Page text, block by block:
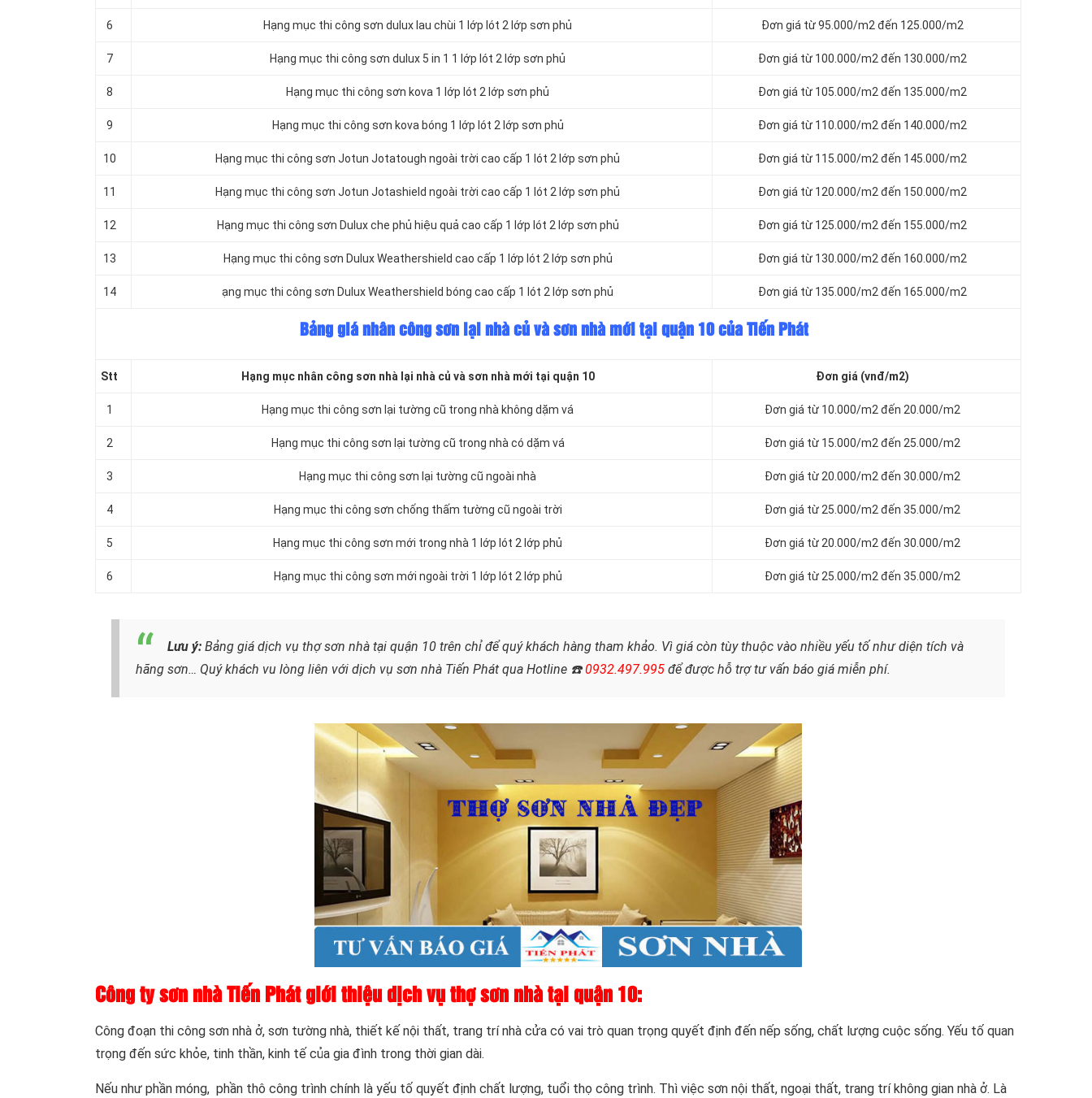
6 Hạng mục thi công sơn dulux lau chùi 1 lớp lót 2 lớp sơn phủ Đơn giá từ 95.000/m2 đến 125.000/m2
7 Hạng mục thi công sơn dulux 5 in 1 1 lớp lót 2 lớp sơn phủ Đơn giá từ 100.000/m2 đến 130.000/m2
8 Hạng mục thi công sơn kova 1 lớp lót 2 lớp sơn phủ Đơn giá từ 105.000/m2 đến 135.000/m2
9 Hạng mục thi công sơn kova bóng 1 lớp lót 2 lớp sơn phủ Đơn giá từ 110.000/m2 đến 140.000/m2
10 Hạng mục thi công sơn Jotun Jotatough ngoài trời cao cấp 1 lót 2 lớp sơn phủ Đơn giá từ 115.000/m2 đến 145.000/m2
11 Hạng mục thi công sơn Jotun Jotashield ngoài trời cao cấp 1 lót 2 lớp sơn phủ Đơn giá từ 120.000/m2 đến 150.000/m2
12 Hạng mục thi công sơn Dulux che phủ hiệu quả cao cấp 1 lớp lót 2 lớp sơn phủ Đơn giá từ 125.000/m2 đến 155.000/m2
13 Hạng mục thi công sơn Dulux Weathershield cao cấp 1 lớp lót 2 lớp sơn phủ Đơn giá từ 130.000/m2 đến 160.000/m2
14 ạng mục thi công sơn Dulux Weathershield bóng cao cấp 1 lót 2 lớp sơn phủ Đơn giá từ 135.000/m2 đến 165.000/m2
Bảng giá nhân công sơn lại nhà củ và sơn nhà mới tại quận 10 của Tiến Phát
Stt Hạng mục nhân công sơn nhà lại nhà củ và sơn nhà mới tại quận 10 Đơn giá (vnđ/m2)
1 Hạng mục thi công sơn lại tường cũ trong nhà không dặm vá Đơn giá từ 10.000/m2 đến 20.000/m2
2 Hạng mục thi công sơn lại tường cũ trong nhà có dặm vá Đơn giá từ 15.000/m2 đến 25.000/m2
3 Hạng mục thi công sơn lại tường cũ ngoài nhà Đơn giá từ 20.000/m2 đến 30.000/m2
4 Hạng mục thi công sơn chống thấm tường cũ ngoài trời Đơn giá từ 25.000/m2 đến 35.000/m2
5 Hạng mục thi công sơn mới trong nhà 1 lớp lót 2 lớp phủ Đơn giá từ 20.000/m2 đến 30.000/m2
6 Hạng mục thi công sơn mới ngoài trời 1 lớp lót 2 lớp phủ Đơn giá từ 25.000/m2 đến 35.000/m2
Lưu ý: Bảng giá dịch vụ thợ sơn nhà tại quận 10 trên chỉ để quý khách hàng tham khảo. Vì giá còn tùy thuộc vào nhiều yếu tố như diện tích và
hãng sơn… Quý khách vu lòng liên với dịch vụ sơn nhà Tiến Phát qua Hotline ☎️0932.497.995 để được hỗ trợ tư vấn báo giá miễn phí.
Công ty sơn nhà Tiến Phát giới thiệu dịch vụ thợ sơn nhà tại quận 10:
Công đoạn thi công sơn nhà ở, sơn tường nhà, thiết kế nội thất, trang trí nhà cửa có vai trò quan trọng quyết định đến nếp sống, chất lượng cuộc sống. Yếu tố quan
trọng đến sức khỏe, tinh thần, kinh tế của gia đình trong thời gian dài.
Nếu như phần móng, phần thô công trình chính là yếu tố quyết định chất lượng, tuổi thọ công trình. Thì việc sơn nội thất, ngoại thất, trang trí không gian nhà ở. Là